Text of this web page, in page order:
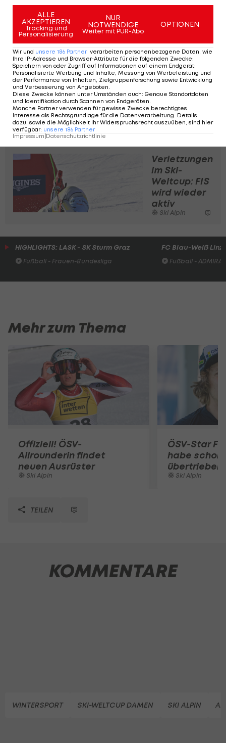
dazu kam ein Kreuzband-, Innenband- und
Meniskus-Riss. Insgesamt wurde ihr Knie schon vier
Mal operiert. Das war aber bei Weitem noch nicht
alles: Ein Oberarm-Trümmerbruch,
Schambeinbruch, ein Bruch im Becken, zwei
Sprunggelenks-Verletzungen, drei Brüche des
Mittelhandknochens, eine Schulterluxation samt
Knochentransplantation, eine Rippenfraktur
sowie einige Brüche der Nase komplettieren
Ortliebs Krankenakte.
Verletzungen
im Ski-
Weltcup: FIS
wird wieder
aktiv
Ski Alpin
HIGHLIGHTS: LASK - SK Sturm Graz
Fußball - Frauen-Bundesliga
FC Blau-Weiß Linz
Fußball -
Mehr zum Thema
Offiziell! ÖSV-
Allrounderin findet
neuen Ausrüster
Ski Alpin
ÖSV-Star
habe schon
übertrieben"
Ski Alpin
TEILEN
KOMMENTARE
WINTERSPORT SKI-WELTCUP DAMEN SKI ALPIN
ALLE
AKZEPTIEREN
Tracking und
Personalisierung
NUR
NOTWENDIGE
Weiter mit PUR-Abo
OPTIONEN
Wir und unsere 186 Partner verarbeiten personenbezogene Daten, wie
Ihre IP-Adresse und Browser-Attribute für die folgenden Zwecke:
Speichern von oder Zugriff auf Informationen auf einem Endgerät;
Personalisierte Werbung und Inhalte, Messung von Werbeleistung und
der Performance von Inhalten, Zielgruppenforschung sowie Entwicklung
und Verbesserung von Angeboten.
Diese Zwecke können unter Umständen auch: Genaue Standortdaten
und Identifikation durch Scannen von Endgeräten.
Manche Partner verwenden für gewisse Zwecke berechtigtes
Interesse als Rechtsgrundlage für die Datenverarbeitung. Details
dazu, sowie die Möglichkeit Ihr Widerspruchsrecht auszuüben, sind hier
verfügbar: unsere 186 Partner
Impressum Datenschutzrichtlinie